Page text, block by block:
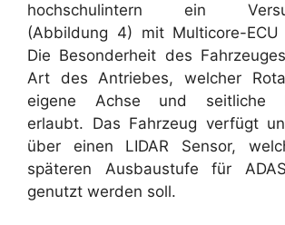
hochschulintern ein
(Abbildung 4) mit Multicore-ECU
Die Besonderheit des
Art des Antriebes, welcher
eigene Achse und seitliche
erlaubt. Das Fahrzeug verfügt
über einen LIDAR Sensor,
späteren Ausbaustufe für
genutzt werden soll.